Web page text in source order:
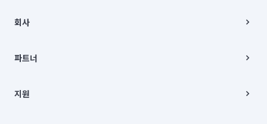
00019 |
주소 | 본사: 서울특별시 종로구 율곡로 6(중학동, 트윈트리빌딩) B동 5층
컨택센터 : 서울특별시 종로구 수송동 율곡로 24, 7층, 8층 미소
상품, 상품정보, 거래에 관한 의무와 책임은 거래당사자에게 있습니다.
언론 보도 관련 문의:
회사
채용
파트너
이사
지원